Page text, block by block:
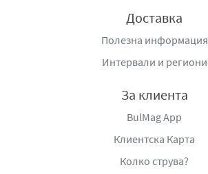
Доставка
Полезна информация
Интервали и региони
За клиента
BulMag App
Клиентска Карта
Колко струва?